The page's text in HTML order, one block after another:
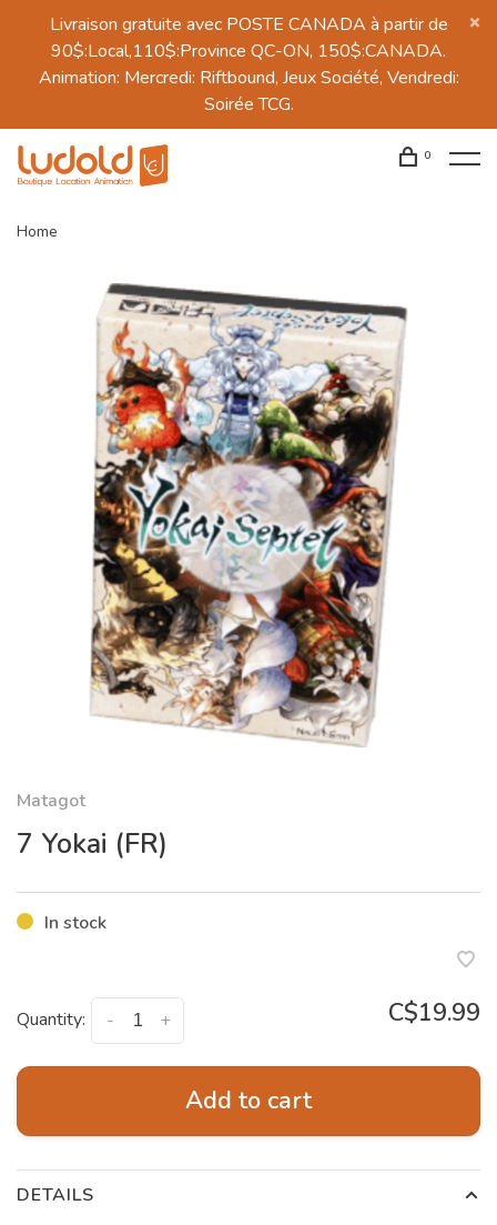
Livraison gratuite avec POSTE CANADA à partir de
90$:Local,110$:Province QC-ON, 150$:CANADA.
Animation: Mercredi: Riftbound, Jeux Société, Vendredi:
Soirée TCG.
0
Home
Matagot
7 Yokai (FR)
In stock
Quantity: +
- C$19.99
Add to cart
DETAILS